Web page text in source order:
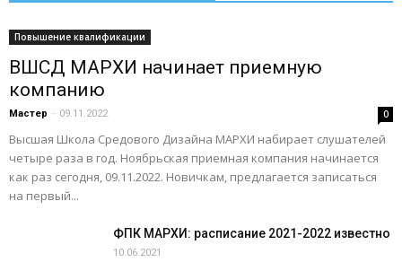
Повышение квалификации
ВШСД МАРХИ начинает приемную
компанию
Мастер - 09.11.2022 0
Высшая Школа Средового Дизайна МАРХИ набирает слушателей
четыре раза в год. Ноябрьская приемная компания начинается
как раз сегодня, 09.11.2022. Новичкам, предлагается записаться
на первый...
ФПК МАРХИ: расписание 2021-2022 известно
10.06.2021